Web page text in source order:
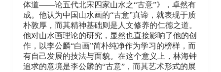
体道——论五代北宋四家山水之“古意”》，卓然有
成。他认为中国山水画的“古意”真谛，就表现于质
朴敦厚，而其精神基础则是人文修养的仁德之道。
他对山水画理论的研究，显然也直接影响了他的创
作，以李公麟“白画”简朴纯净作为学习的榜样，而
有自己发展的技法与面貌。在这个意义上，林海钟
追求的意境是李公麟的“古意”，而其艺术形式的展